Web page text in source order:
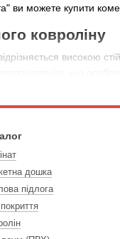
ви можете купити
ковроліну
високою
антиковзкі та
вибір відтінків і
роблячи
громадських
важливо
дошка
підлога